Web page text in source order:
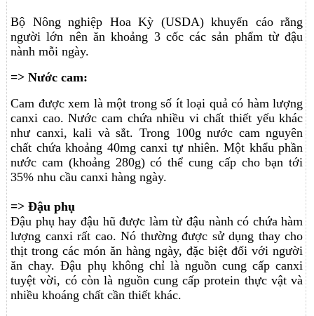
Bộ Nông nghiệp Hoa Kỳ (USDA) khuyến cáo rằng
người lớn nên ăn khoảng 3 cốc các sản phẩm từ đậu
nành mỗi ngày.
=> Nước cam:
Cam được xem là một trong số ít loại quả có hàm lượng
canxi cao. Nước cam chứa nhiều vi chất thiết yếu khác
như canxi, kali và sắt. Trong 100g nước cam nguyên
chất chứa khoảng 40mg canxi tự nhiên. Một khẩu phần
nước cam (khoảng 280g) có thể cung cấp cho bạn tới
35% nhu cầu canxi hàng ngày.
=> Đậu phụ
Đậu phụ hay đậu hũ được làm từ đậu nành có chứa hàm
lượng canxi rất cao. Nó thường được sử dụng thay cho
thịt trong các món ăn hàng ngày, đặc biệt đối với người
ăn chay. Đậu phụ không chỉ là nguồn cung cấp canxi
tuyệt vời, có còn là nguồn cung cấp protein thực vật và
nhiều khoáng chất cần thiết khác.